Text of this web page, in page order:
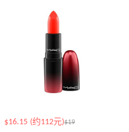
$16.15 (约112元)$19